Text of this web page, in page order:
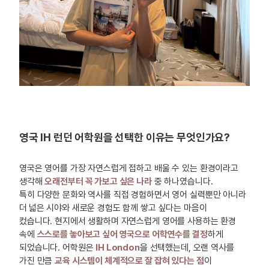
영국 IH 런던 어학원을 선택한 이유는 무엇인가요?
영국은 영어를 가장 자연스럽게 접하고 배울 수 있는 환경이라고
생각해오래전부터 꼭 가보고 싶은 나라중 하나였습니다.
특히 다양한 문화와 역사를 직접 경험하면서 영어 실력뿐만 아니라
더 넓은 시야와 새로운 경험도 함께 쌓고 싶다는 마음이
컸습니다. 현지에서 생활하며 자연스럽게 영어를 사용하는 환경
속에 스스로를 놓아보고 싶어 영국으로 어학연수를 결정하게
되었습니다. 어학원은 IH London을 선택했는데, 오랜 역사를
가진 만큼교육 시스템이 체계적으로 잘 잡혀 있다는 점이